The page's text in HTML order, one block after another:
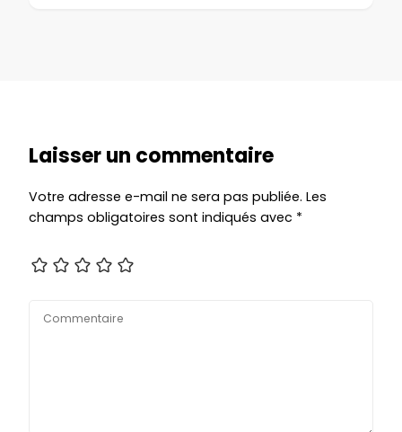
Laisser un commentaire
Votre adresse e-mail ne sera pas publiée. Les
champs obligatoires sont indiqués avec *